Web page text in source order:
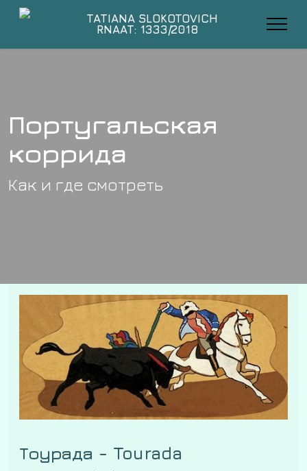
Португальская
коррида
Как и где смотреть
Тоурада - Tourada
TATIANA SLOKOTOVICH
RNAAT: 1333/2018